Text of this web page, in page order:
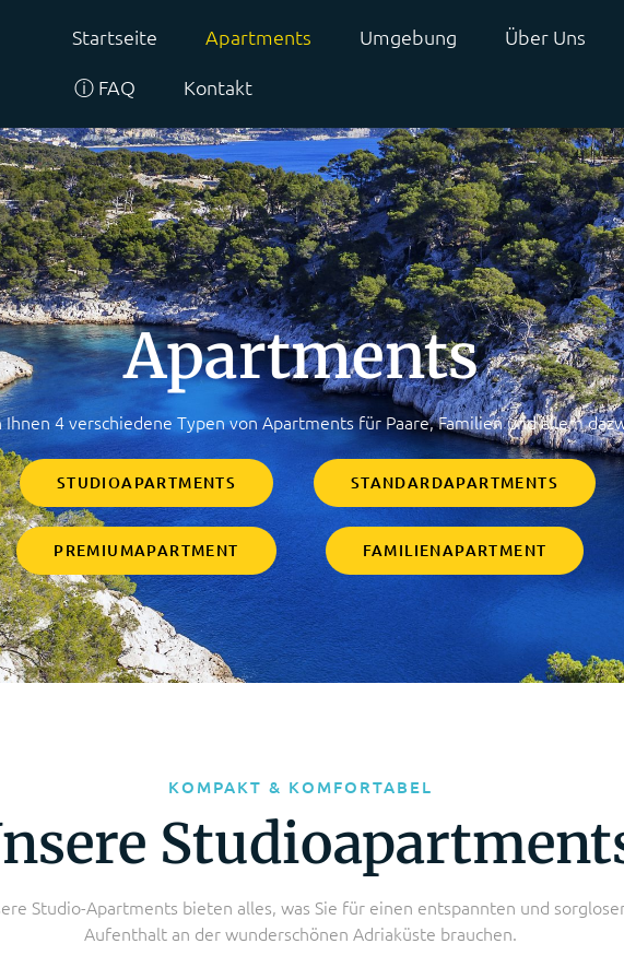
Startseite Apartments Umgebung
Über Uns
ⓘ FAQ
Kontakt
Apartments
4 verschiedene Typen von Apartments für Paare, Familien und allem
STUDIOAPARTMENTS STANDARDAPARTMENTS
PREMIUMAPARTMENT FAMILIENAPARTMENT
KOMPAKT & KOMFORTABEL
Studio-Apartments bieten alles, was Sie für einen entspannten und
Aufenthalt an der wunderschönen Adriaküste brauchen.